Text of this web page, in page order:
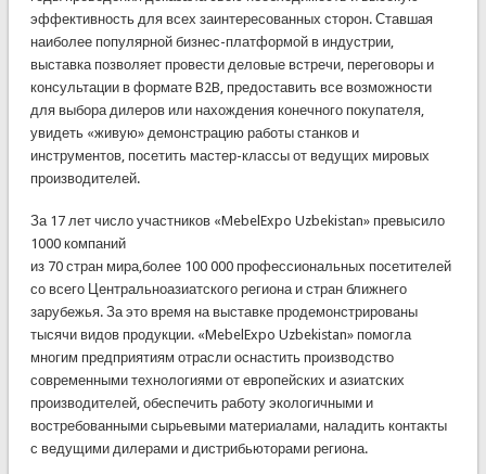
эффективность для всех заинтересованных сторон. Ставшая
наиболее популярной бизнес-платформой в индустрии,
выставка позволяет провести деловые встречи, переговоры и
консультации в формате B2B, предоставить все возможности
для выбора дилеров или нахождения конечного покупателя,
увидеть «живую» демонстрацию работы станков и
инструментов, посетить мастер-классы от ведущих мировых
производителей.
За 17 лет число участников «MebelExpo Uzbekistan» превысило
1000 компаний
из 70 стран мира,более 100 000 профессиональных посетителей
со всего Центральноазиатского региона и стран ближнего
зарубежья. За это время на выставке продемонстрированы
тысячи видов продукции. «MebelExpo Uzbekistan» помогла
многим предприятиям отрасли оснастить производство
современными технологиями от европейских и азиатских
производителей, обеспечить работу экологичными и
востребованными сырьевыми материалами, наладить контакты
с ведущими дилерами и дистрибьюторами региона.